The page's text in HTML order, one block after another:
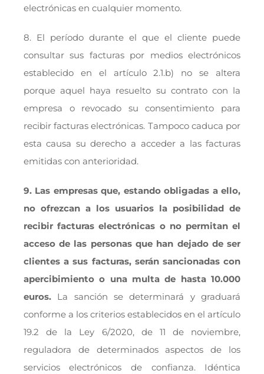
electrónicas en cualquier momento.
8. El período durante el que el cliente puede
consultar sus facturas por medios electrónicos
establecido en el artículo 2.1.b) no se altera
porque aquel haya resuelto su contrato con la
empresa o revocado su consentimiento para
recibir facturas electrónicas. Tampoco caduca por
esta causa su derecho a acceder a las facturas
emitidas con anterioridad.
9. Las empresas que, estando obligadas a ello,
no ofrezcan a los usuarios la posibilidad de
recibir facturas electrónicas o no permitan el
acceso de las personas que han dejado de ser
clientes a sus facturas, serán sancionadas con
apercibimiento o una multa de hasta 10.000
euros. La sanción se determinará y graduará
conforme a los criterios establecidos en el artículo
19.2 de la Ley 6/2020, de 11 de noviembre,
reguladora de determinados aspectos de los
servicios electrónicos de confianza. Idéntica